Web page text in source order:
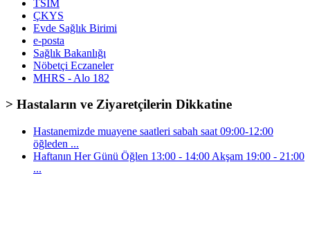
TSIM
ÇKYS
Evde Sağlık Birimi
e-posta
Sağlık Bakanlığı
Nöbetçi Eczaneler
MHRS - Alo 182
> Hastaların ve Ziyaretçilerin Dikkatine
Hastanemizde muayene saatleri sabah saat 09:00-12:00
öğleden ...
Haftanın Her Günü Öğlen 13:00 - 14:00 Akşam 19:00 - 21:00
...